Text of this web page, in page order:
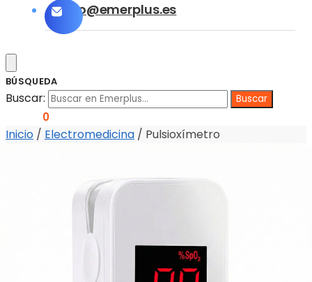
info@emerplus.es
BÚSQUEDA
Buscar:
0
Inicio / Electromedicina / Pulsioxímetro